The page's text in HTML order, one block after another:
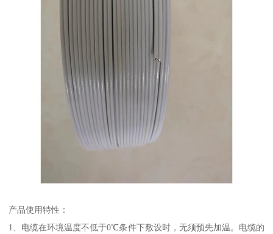
产品使用特性：
1、电缆在环境温度不低于0℃条件下敷设时，无须预先加温。电缆的